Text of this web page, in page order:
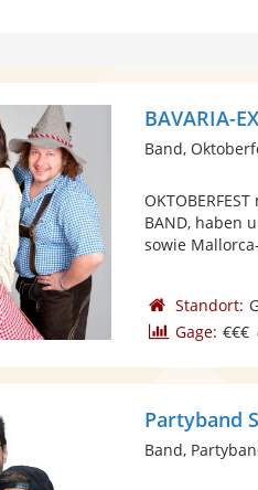
BAVARIA-
Band,
BAND, haben
sowie
Standort:
Gage: €€€
Partyband
Band,